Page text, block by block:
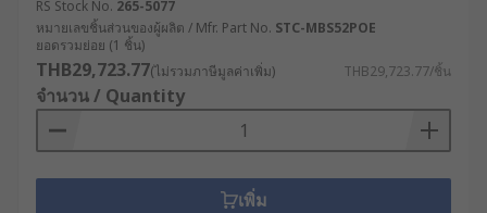
RS Stock No. 265-5077
หมายเลขชิ้นส่วนของผู้ผลิต / Mfr. Part No. STC-MBS52POE
ยอดรวมย่อย (1 ชิ้น)
THB29,723.77(ไม่รวมภาษีมูลค่าเพิ่ม) THB29,723.77/ชิ้น
จำนวน / Quantity
เพิ่ม